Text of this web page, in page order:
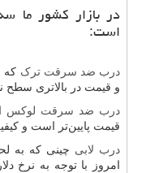
در بازار کشور
است:
درب ضد سرقت ترک که
و قیمت در بالاتری سطح
درب ضد سرقت لوکس
قیمت پایین‌تر است و
درب لابی چینی که به
امروز با توجه به نرخ